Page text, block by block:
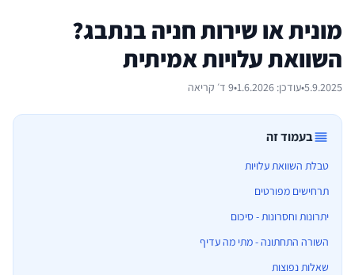
מונית או שירות חניה בנתבג?
השוואת עלויות אמיתית
5.9.2025
•עודכן: 1.6.2026
•
9 ד׳ קריאה
בעמוד זה
טבלת השוואת עלויות
תרחישים מפורטים
יתרונות וחסרונות - סיכום
השורה התחתונה - מתי מה עדיף
שאלות נפוצות